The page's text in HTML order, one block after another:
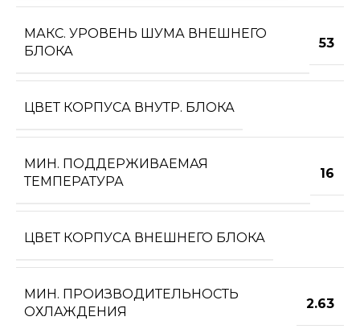
МАКС. УРОВЕНЬ ШУМА ВНЕШНЕГО
БЛОКА
53
ЦВЕТ КОРПУСА ВНУТР. БЛОКА
МИН. ПОДДЕРЖИВАЕМАЯ
ТЕМПЕРАТУРА
16
ЦВЕТ КОРПУСА ВНЕШНЕГО БЛОКА
МИН. ПРОИЗВОДИТЕЛЬНОСТЬ
ОХЛАЖДЕНИЯ
2.63